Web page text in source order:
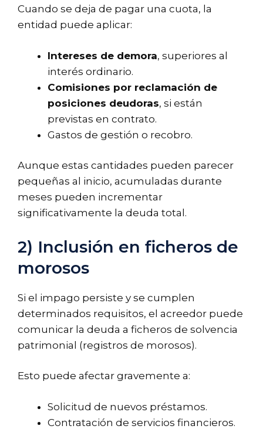
Cuando se deja de pagar una cuota, la
entidad puede aplicar:
Intereses de demora, superiores al
interés ordinario.
Comisiones por reclamación de
posiciones deudoras, si están
previstas en contrato.
Gastos de gestión o recobro.
Aunque estas cantidades pueden parecer
pequeñas al inicio, acumuladas durante
meses pueden incrementar
significativamente la deuda total.
2) Inclusión en ficheros de
morosos
Si el impago persiste y se cumplen
determinados requisitos, el acreedor puede
comunicar la deuda a ficheros de solvencia
patrimonial (registros de morosos).
Esto puede afectar gravemente a:
Solicitud de nuevos préstamos.
Contratación de servicios financieros.